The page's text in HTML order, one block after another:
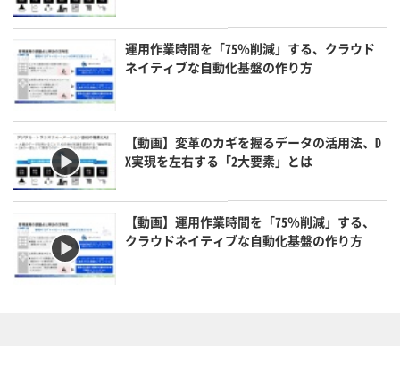
運用作業時間を「75％削減」する、クラウド
ネイティブな自動化基盤の作り方
【動画】変革のカギを握るデータの活用法、D
X実現を左右する「2大要素」とは
【動画】運用作業時間を「75％削減」する、
クラウドネイティブな自動化基盤の作り方